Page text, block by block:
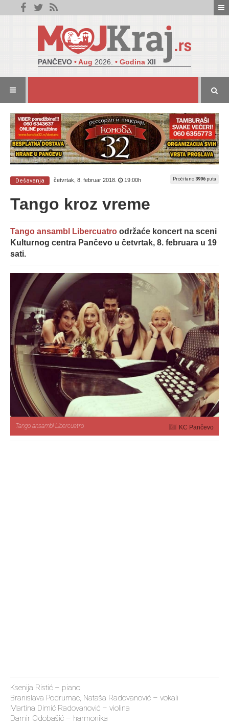
PANČEVO • Aug 2026. • Godina XII
Dešavanja četvrtak, 8. februar 2018. 19:00h Pročitano 3996 puta
Tango kroz vreme
Tango ansambl Libercuatro održaće koncert na sceni
Kulturnog centra Pančevo u četvrtak, 8. februara u 19
sati.
Tango ansambl Libercuatro KC Pančevo
Ksenija Ristić – piano
Branislava Podrumac, Nataša Radovanović – vokali
Martina Dimić Radovanović – violina
Damir Odobašić – harmonika